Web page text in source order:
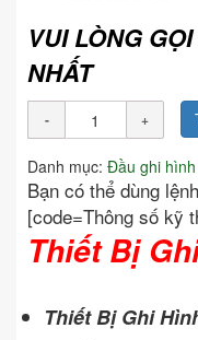
VUI LÒNG
NHẤT
Danh mục: Đầu ghi hình
Bạn có thể dùng
[code=Thông số kỹ
Thiết Bị
Thiết Bị Ghi